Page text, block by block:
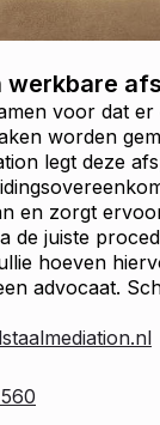
werkbare
voor dat er
worden
legt deze
en zorgt
de juiste
hoeven
advocaat.